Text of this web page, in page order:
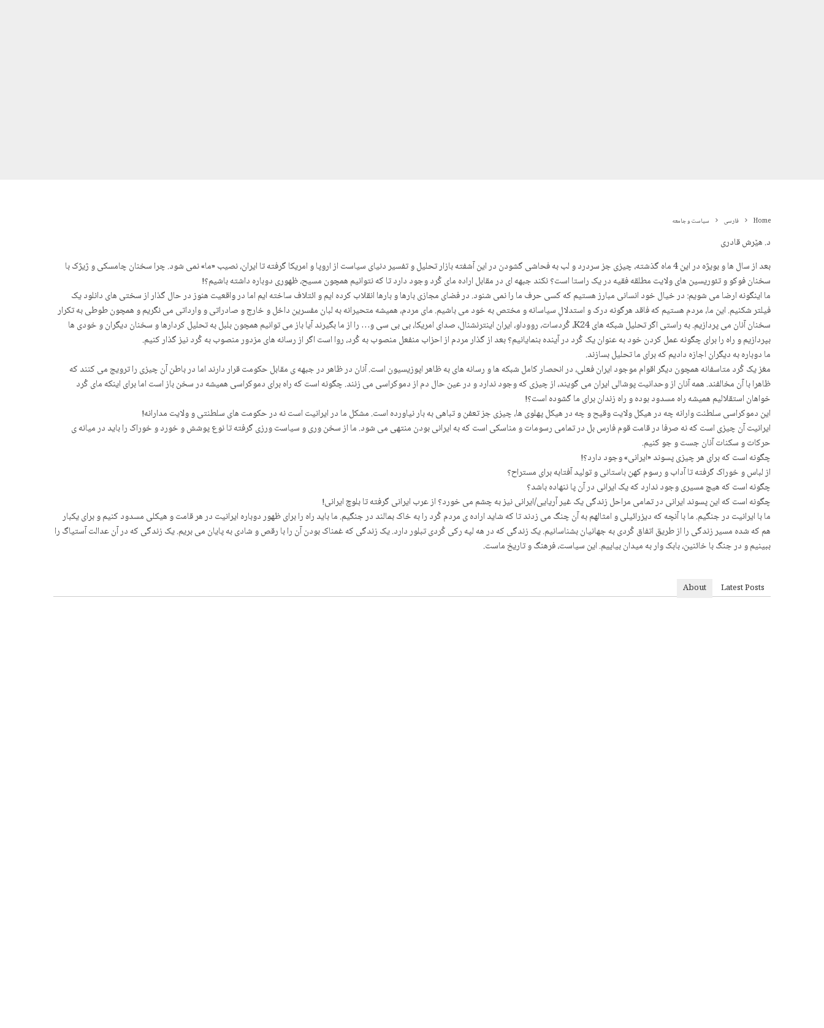
Home فارسی سیاست و جامعه
د. هێرش قادری
بعد از سال ها و بویژه در این 4 ماه گذشته، چیزی جز سردرد و لب به فحاشی گشودن در این آشفته بازار تحلیل و تفسیر دنیای سیاست از اروپا و امریکا گرفته تا ایران، نصیب «ما» نمی شود. چرا سخنان چامسکی و ژیژک با
سخنان فوکو و تئوریسین های ولایت مطلقه فقیه در یک راستا است؟ نکند جبهه ای در مقابل اراده مای کُرد وجود دارد تا که نتوانیم همچون مسیح، ظهوری دوباره داشته باشیم؟!
ما اینگونه ارضا می شویم: در خیال خود انسانی مبارز هستیم که کسی حرف ما را نمی شنود. در فضای مجازی بارها و بارها انقلاب کرده ایم و ائتلاف ساخته ایم اما در واقعیت هنوز در حال گذار از سختی های دانلود یک
فیلتر شکنیم. این ما، مردم هستیم که فاقد هرگونه درک و استدلالِ سیاسانه و مختص به خود می باشیم. مای مردم، همیشه متحیرانه به لبان مفسرین داخل و خارج و صادراتی و وارداتی می نگریم و همچون طوطی به تکرار
سخنان آنان می پردازیم. به راستی اگر تحلیل شبکه های K24، کُردسات، رووداو، ایران اینترنشنال، صدای امریکا، بی بی سی و… را از ما بگیرند آیا باز می توانیم همچون بلبل به تحلیل کردارها و سخنان دیگران و خودی ها
بپردازیم و راه را برای چگونه عمل کردن خود به عنوان یک کُرد در آینده بنمایانیم؟ بعد از گذار مردم از احزاب منفعل منصوب به کُرد، روا است اگر از رسانه های مزدور منصوب به کُرد نیز گذار کنیم.
ما دوباره به دیگران اجازه دادیم که برای ما تحلیل بسازند.
مغز یک کُرد متاسفانه همچون دیگر اقوام موجود ایران فعلی، در انحصار کامل شبکه ها و رسانه های به ظاهر اپوزیسیون است. آنان در ظاهر در جبهه ی مقابل حکومت قرار دارند اما در باطن آن چیزی را ترویج می کنند که
ظاهرا با آن مخالفند. همه آنان از وحدانیت پوشالی ایران می گویند، از چیزی که وجود ندارد و در عین حال دم از دموکراسی می زنند. چگونه است که راه برای دموکراسی همیشه در سخن باز است اما برای اینکه مای کُرد
خواهان استقلالیم همیشه راه مسدود بوده و راه زندان برای ما گشوده است؟!
این دموکراسی سلطنت وارانه چه در هیکل ولایت وقیح و چه در هیکل پهلوی ها، چیزی جز تعفن و تباهی به بار نیاورده است. مشکل ما در ایرانیت است نه در حکومت های سلطنتی و ولایت مدارانه!
ایرانیت آن چیزی است که نه صرفا در قامت قوم فارس بل در تمامی رسومات و مناسکی است که به ایرانی بودن منتهی می شود. ما از سخن وری و سیاست ورزی گرفته تا نوع پوشش و خورد و خوراک را باید در میانه ی
حرکات و سکنات آنان جست و جو کنیم.
چگونه است که برای هر چیزی پسوند «ایرانی» وجود دارد؟!
از لباس و خوراک گرفته تا آداب و رسوم کهن باستانی و تولید آفتابه برای مستراح؟
چگونه است که هیچ مسیری وجود ندارد که یک ایرانی در آن پا ننهاده باشد؟
چگونه است که این پسوند ایرانی در تمامی مراحل زندگی یک غیر آریایی/ایرانی نیز به چشم می خورد؟ از عرب ایرانی گرفته تا بلوچ ایرانی!
ما با ایرانیت در جنگیم. ما با آنچه که دیزرائیلی و امثالهم به آن چنگ می زدند تا که شاید اراده ی مردم کُرد را به خاک بمالند در جنگیم. ما باید راه را برای ظهور دوباره ایرانیت در هر قامت و هیکلی مسدود کنیم و برای یکبار
هم که شده مسیر زندگی را از طریق اتفاق کُردی به جهانیان بشناسانیم. یک زندگی که در هه لپه رکی کُردی تبلور دارد. یک زندگی که غمناک بودن آن را با رقص و شادی به پایان می بریم. یک زندگی که در آن عدالت آستیاگ را
ببینیم و در جنگ با خائنین، بابک وار به میدان بیاییم. این سیاست، فرهنگ و تاریخ ماست.
About Latest Posts